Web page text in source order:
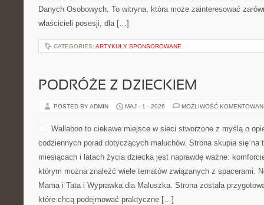
Danych Osobowych. To witryna, która może zainteresować
właścicieli posesji, dla […]
CATEGORIES: ARTYKUŁY SPONSOROWANE
PODRÓŻE Z DZIECKIEM
POSTED BY ADMIN MAJ - 1 - 2026 MOŻLIWOŚĆ
Wallaboo to ciekawe miejsce w sieci stworzone z myślą o
codziennych porad dotyczących maluchów. Strona skupia się na
miesiącach i latach życia dziecka jest naprawdę ważne:
którym można znaleźć wiele tematów związanych z spacerami.
Mama i Tata i Wyprawka dla Maluszka. Strona została
które chcą podejmować praktyczne […]